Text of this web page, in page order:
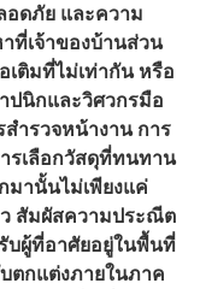
อดภัย และความ
ที่เจ้าของบ้านส่วน
ติมที่ไม่เท่ากัน หรือ
ปนิกและวิศวกรมือ
ำรวจหน้างาน การ
รเลือกวัสดุที่ทนทาน
มานั้นไม่เพียงแค่
ว สัมผัสความประณีต
บผู้ที่อาศัยอยู่ในพื้นที่
ตกแต่งภายในภาค